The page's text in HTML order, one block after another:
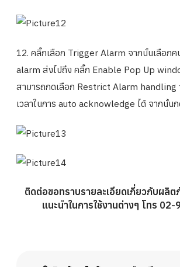
12. คลิ๊กเลือก Trigger Alarm จากนั้นเลือกค
alarm ส่งไปถึง คลิ๊ก Enable Pop Up
สามารถกดเลือก Restrict Alarm handling
เวลาในการ auto acknowledge ได้ จากนั้น
ติดต่อขอทราบรายละเอียดเกี่ยวกับผลิ
แนะนำในการใช้งานต่างๆ โทร